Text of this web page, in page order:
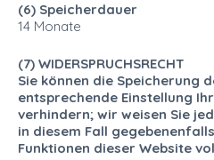
(6) Speicherdauer
14 Monate
(7) WIDERSPRUCHSRECHT
Sie können die Speicherung
entsprechende Einstellung
verhindern; wir weisen Sie
in diesem Fall
Funktionen dieser Website